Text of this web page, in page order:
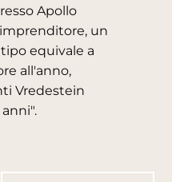
Apollo
un
equivale a
all'anno,
Vredestein